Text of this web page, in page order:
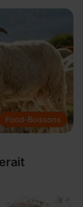
Food-Boissons